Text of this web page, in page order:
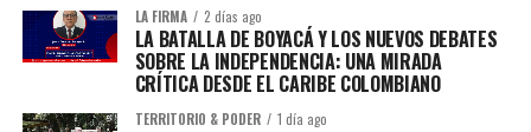
LA FIRMA 2 días ago
LA BATALLA DE BOYACÁ Y LOS NUEVOS DEBATES
SOBRE LA INDEPENDENCIA: UNA MIRADA
CRÍTICA DESDE EL CARIBE COLOMBIANO
TERRITORIO & PODER 1 día ago